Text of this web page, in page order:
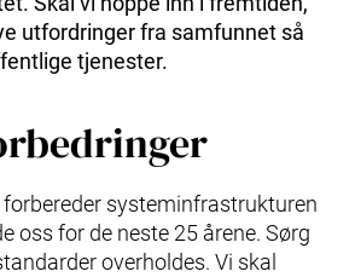
utfordringer fra samfunnet så
tjenester.
forbereder systeminfrastrukturen
oss for de neste 25 årene. Sørg
overholdes. Vi skal